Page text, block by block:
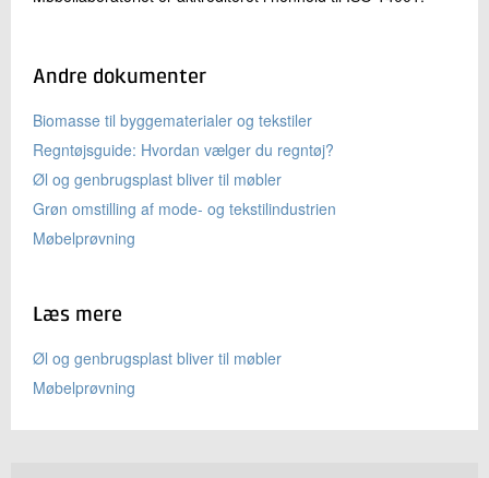
Andre dokumenter
Biomasse til byggematerialer og tekstiler
Regntøjsguide: Hvordan vælger du regntøj?
Øl og genbrugsplast bliver til møbler
Grøn omstilling af mode- og tekstilindustrien
Møbelprøvning
Læs mere
Øl og genbrugsplast bliver til møbler
Møbelprøvning